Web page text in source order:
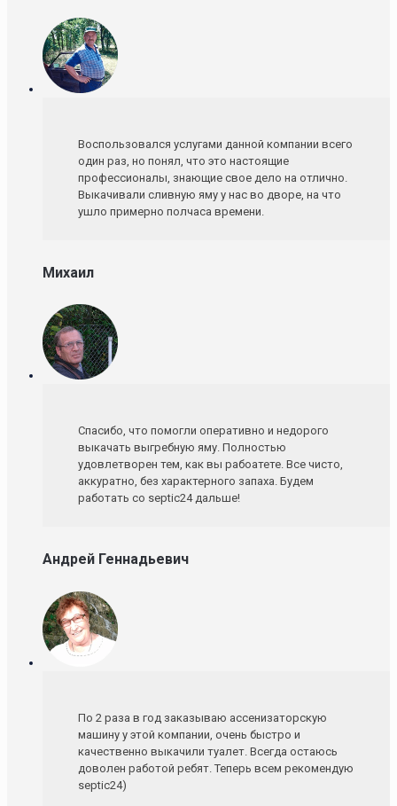
Воспользовался услугами данной компании всего
один раз, но понял, что это настоящие
профессионалы, знающие свое дело на отлично.
Выкачивали сливную яму у нас во дворе, на что
ушло примерно полчаса времени.
Михаил
Спасибо, что помогли оперативно и недорого
выкачать выгребную яму. Полностью
удовлетворен тем, как вы рабоатете. Все чисто,
аккуратно, без характерного запаха. Будем
работать со septic24 дальше!
Андрей Геннадьевич
По 2 раза в год заказываю ассенизаторскую
машину у этой компании, очень быстро и
качественно выкачили туалет. Всегда остаюсь
доволен работой ребят. Теперь всем рекомендую
septic24)